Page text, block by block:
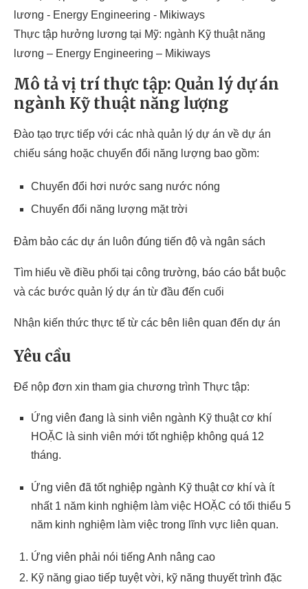
Thực tập hưởng lương tại Mỹ: ngành Kỹ thuật năng
lương – Energy Engineering – Mikiways
Mô tả vị trí thực tập: Quản lý dự án
ngành Kỹ thuật năng lượng
Đào tạo trực tiếp với các nhà quản lý dự án về dự án
chiếu sáng hoặc chuyển đổi năng lượng bao gồm:
Chuyển đổi hơi nước sang nước nóng
Chuyển đổi năng lượng mặt trời
Đảm bảo các dự án luôn đúng tiến độ và ngân sách
Tìm hiểu về điều phối tại công trường, báo cáo bắt buộc
và các bước quản lý dự án từ đầu đến cuối
Nhận kiến ​​thức thực tế từ các bên liên quan đến dự án
Yêu cầu
Để nộp đơn xin tham gia chương trình Thực tập:
Ứng viên đang là sinh viên ngành Kỹ thuật cơ khí
HOẶC là sinh viên mới tốt nghiệp không quá 12
tháng.
Ứng viên đã tốt nghiệp ngành Kỹ thuật cơ khí và ít
nhất 1 năm kinh nghiệm làm việc HOẶC có tối thiểu 5
năm kinh nghiệm làm việc trong lĩnh vực liên quan.
Ứng viên phải nói tiếng Anh nâng cao
Kỹ năng giao tiếp tuyệt vời, kỹ năng thuyết trình đặc